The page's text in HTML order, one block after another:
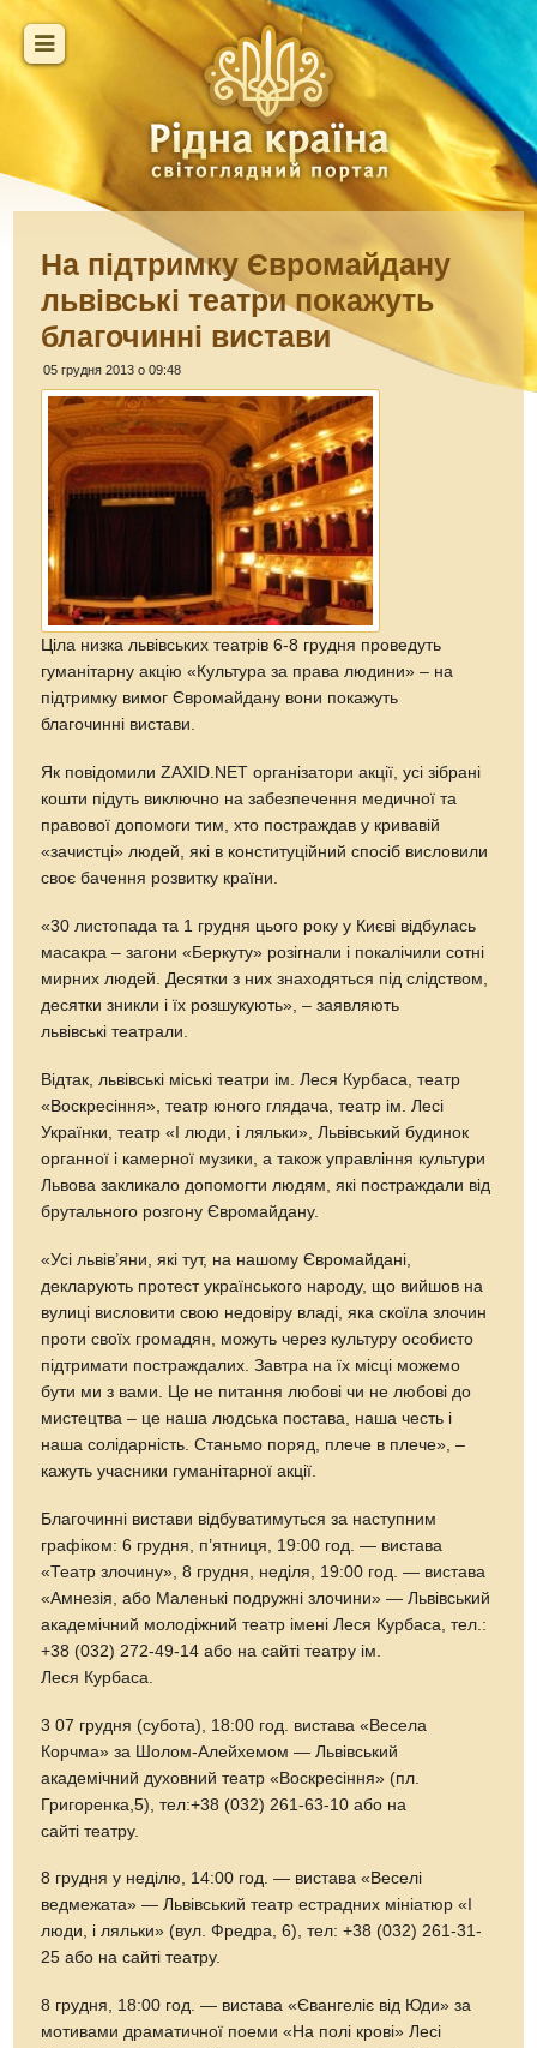
На підтримку Євромайдану
львівські театри покажуть
благочинні вистави
05 грудня 2013 о 09:48
Ціла низка львівських театрів 6-8 грудня проведуть
гуманітарну акцію «Культура за права людини» – на
підтримку вимог Євромайдану вони покажуть
благочинні вистави.
Як повідомили ZAXID.NET організатори акції, усі зібрані
кошти підуть виключно на забезпечення медичної та
правової допомоги тим, хто постраждав у кривавій
«зачистці» людей, які в конституційний спосіб висловили
своє бачення розвитку країни.
«30 листопада та 1 грудня цього року у Києві відбулась
масакра – загони «Беркуту» розігнали і покалічили сотні
мирних людей. Десятки з них знаходяться під слідством,
десятки зникли і їх розшукують», – заявляють
львівські театрали.
Відтак, львівські міські театри ім. Леся Курбаса, театр
«Воскресіння», театр юного глядача, театр ім. Лесі
Українки, театр «І люди, і ляльки», Львівський будинок
органної і камерної музики, а також управління культури
Львова закликало допомогти людям, які постраждали від
брутального розгону Євромайдану.
«Усі львів’яни, які тут, на нашому Євромайдані,
декларують протест українського народу, що вийшов на
вулиці висловити свою недовіру владі, яка скоїла злочин
проти своїх громадян, можуть через культуру особисто
підтримати постраждалих. Завтра на їх місці можемо
бути ми з вами. Це не питання любові чи не любові до
мистецтва – це наша людська постава, наша честь і
наша солідарність. Станьмо поряд, плече в плече», –
кажуть учасники гуманітарної акції.
Благочинні вистави відбуватимуться за наступним
графіком: 6 грудня, п’ятниця, 19:00 год. — вистава
«Театр злочину», 8 грудня, неділя, 19:00 год. — вистава
«Амнезія, або Маленькі подружні злочини» — Львівський
академічний молодіжний театр імені Леся Курбаса, тел.:
+38 (032) 272-49-14 або на сайті театру ім.
Леся Курбаса.
3 07 грудня (субота), 18:00 год. вистава «Весела
Корчма» за Шолом-Алейхемом — Львівський
академічний духовний театр «Воскресіння» (пл.
Григоренка,5), тел:+38 (032) 261-63-10 або на
сайті театру.
8 грудня у неділю, 14:00 год. — вистава «Веселі
ведмежата» — Львівський театр естрадних мініатюр «І
люди, і ляльки» (вул. Фредра, 6), тел: +38 (032) 261-31-
25 або на сайті театру.
8 грудня, 18:00 год. — вистава «Євангеліє від Юди» за
мотивами драматичної поеми «На полі крові» Лесі